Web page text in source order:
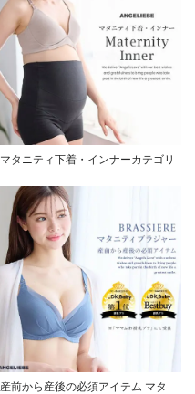
マタニティ下着・インナーカテゴリ
産前から産後の必須アイテム マタ